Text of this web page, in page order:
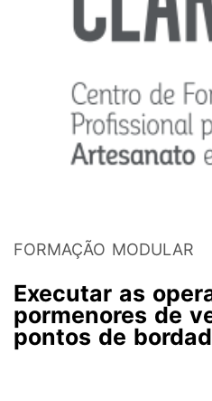
FORMAÇÃO MODULAR
Executar as
pormenores de
pontos de